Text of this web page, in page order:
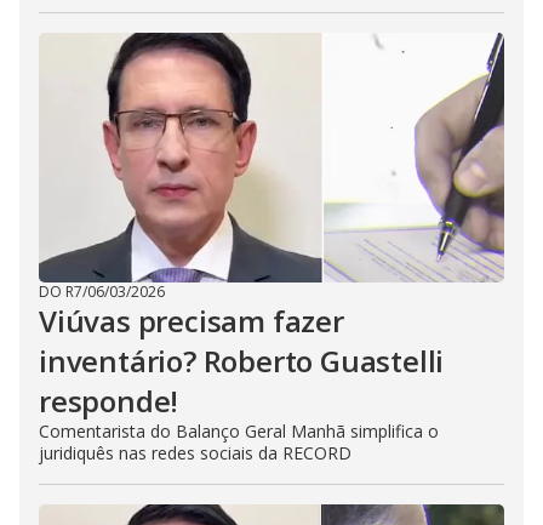
DO R7/06/03/2026
Viúvas precisam fazer
inventário? Roberto Guastelli
responde!
Comentarista do Balanço Geral Manhã simplifica o
juridiquês nas redes sociais da RECORD